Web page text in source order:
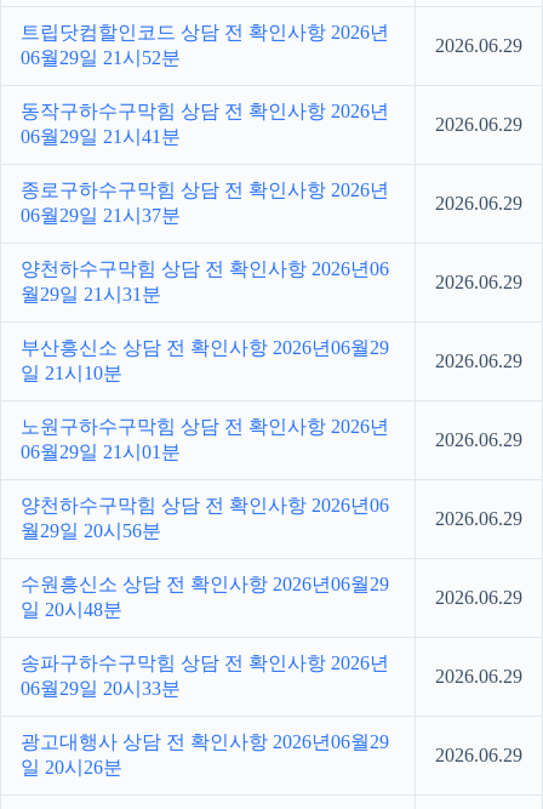
트립닷컴할인코드 상담 전 확인사항 2026년
06월29일 21시52분
2026.06.29
동작구하수구막힘 상담 전 확인사항 2026년
06월29일 21시41분
2026.06.29
종로구하수구막힘 상담 전 확인사항 2026년
06월29일 21시37분
2026.06.29
양천하수구막힘 상담 전 확인사항 2026년06
월29일 21시31분
2026.06.29
부산흥신소 상담 전 확인사항 2026년06월29
일 21시10분
2026.06.29
노원구하수구막힘 상담 전 확인사항 2026년
06월29일 21시01분
2026.06.29
양천하수구막힘 상담 전 확인사항 2026년06
월29일 20시56분
2026.06.29
수원흥신소 상담 전 확인사항 2026년06월29
일 20시48분
2026.06.29
송파구하수구막힘 상담 전 확인사항 2026년
06월29일 20시33분
2026.06.29
광고대행사 상담 전 확인사항 2026년06월29
일 20시26분
2026.06.29